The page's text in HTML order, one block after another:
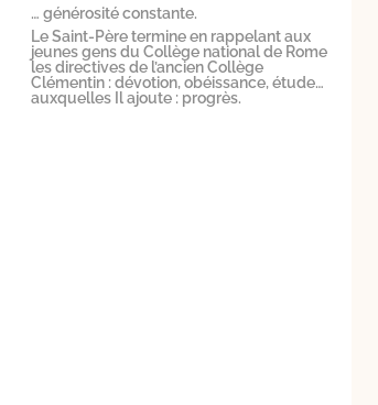
… générosité constante.
Le Saint-​Père termine en rappelant aux
jeunes gens du Collège na­tional de Rome
les directives de l’ancien Collège
Clémentin : dévotion, obéissance, étude…
auxquelles Il ajoute : progrès.